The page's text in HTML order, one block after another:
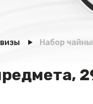
Набор